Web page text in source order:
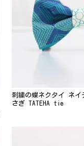
刺繍の蝶ネクタイ ネイ
さぎ TATEHA tie